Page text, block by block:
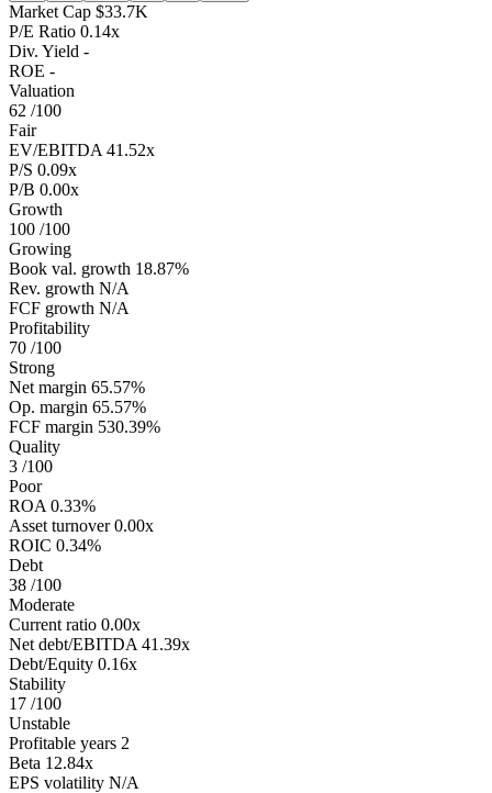
Market Cap $33.7K
P/E Ratio 0.14x
Div. Yield -
ROE -
Valuation
62 /100
Fair
EV/EBITDA 41.52x
P/S 0.09x
P/B 0.00x
Growth
100 /100
Growing
Book val. growth 18.87%
Rev. growth N/A
FCF growth N/A
Profitability
70 /100
Strong
Net margin 65.57%
Op. margin 65.57%
FCF margin 530.39%
Quality
3 /100
Poor
ROA 0.33%
Asset turnover 0.00x
ROIC 0.34%
Debt
38 /100
Moderate
Current ratio 0.00x
Net debt/EBITDA 41.39x
Debt/Equity 0.16x
Stability
17 /100
Unstable
Profitable years 2
Beta 12.84x
EPS volatility N/A